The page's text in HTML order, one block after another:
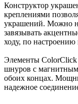
Конструктор
креплениями
украшений. Можно
завязывать
ходу, по настроению
Элементы ColorClick
шнуров с
обоих концах.
надежное